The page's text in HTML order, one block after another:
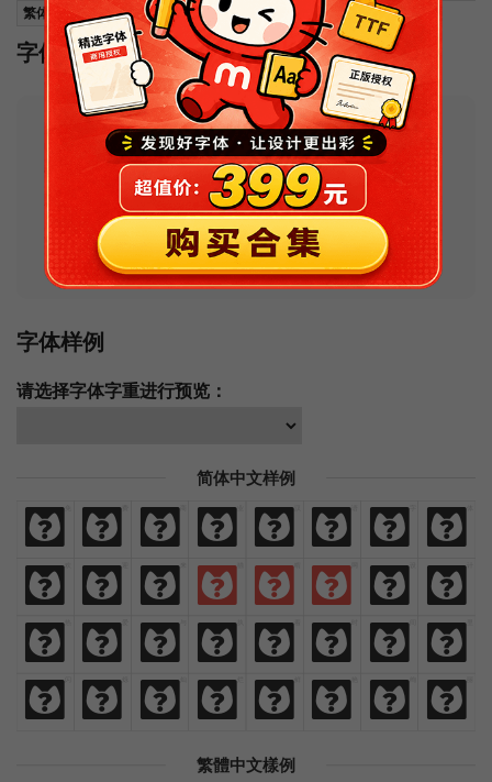
繁体中文编码
字体安装
Tips：如果安装后在软件中找不到字体的
话，请尝试搜索其可能的名称。如果你不会
安装字体或安装字体过程中出现问题，可以
查看常见问题及解决办法。
字体样例
请选择字体字重进行预览：
简体中文样例
免 费 商
商 业
业 汉 语 字
字 体
体
欢 迎 来 猫 啃 网 设 计
热 爱 与 执 着 时 间 里
闪 烁 灿
灿 烂
烂 鲜 艳 绚
绚 丽
丽
繁體中文樣例